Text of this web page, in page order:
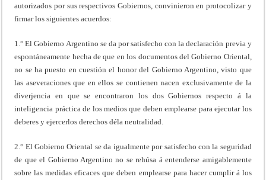
autorizados por sus respectivos Gobiernos, convinieron en protocolizar y
firmar los siguientes acuerdos:
1.° El Gobierno Argentino se da por satisfecho con la declaración previa y
espontáneamente hecha de que en los documentos del Gobierno Oriental,
no se ha puesto en cuestión el honor del Gobierno Argentino, visto que
las aseveraciones que en ellos se contienen nacen exclusivamente de la
diverjencia en que se encontraron los dos Gobiernos respecto á la
inteligencia práctica de los medios que deben emplearse para ejecutar los
deberes y ejercerlos derechos déla neutralidad.
2.° El Gobierno Oriental se da igualmente por satisfecho con la seguridad
de que el Gobierno Argentino no se rehúsa á entenderse amigablemente
sobre las medidas eficaces que deben emplearse para hacer cumplir á los